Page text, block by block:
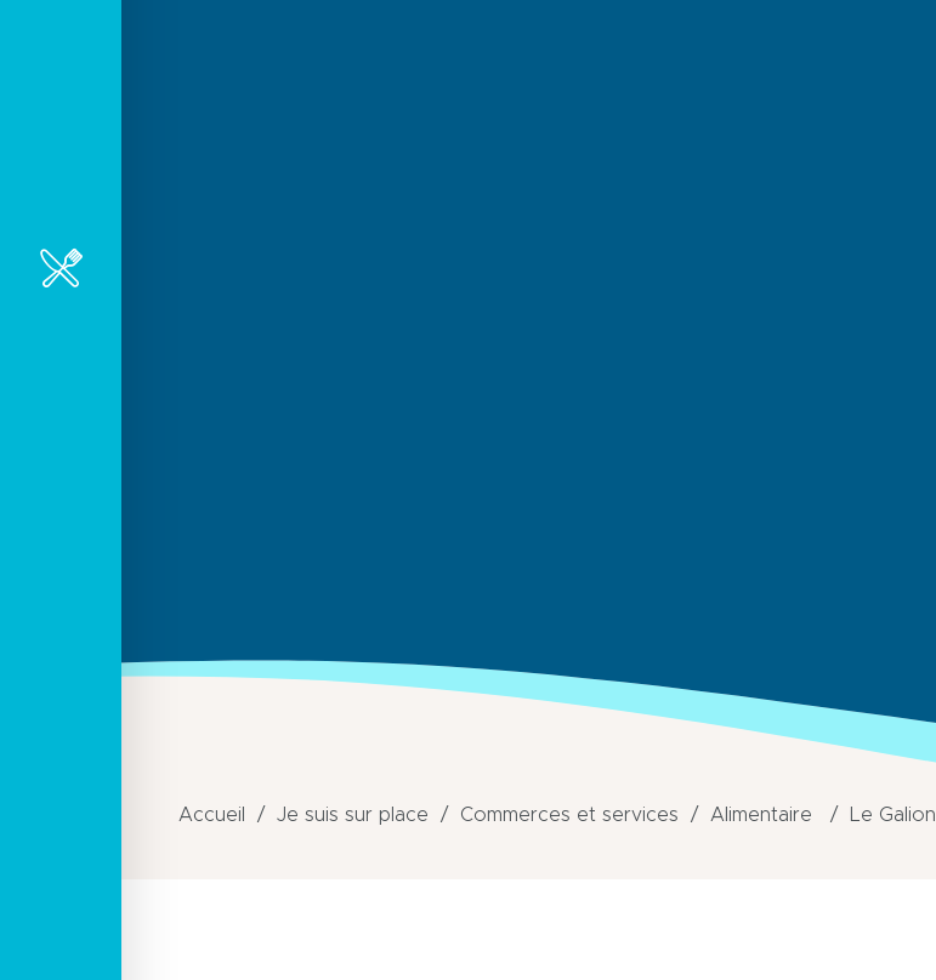
Accueil Je suis sur place Commerces et services Alimentaire Le Galion